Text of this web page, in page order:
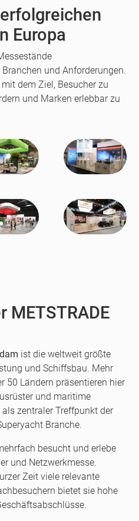
Europa
und Anforderungen.
dem Ziel, Besucher zu
und Marken erlebbar zu
METSTRADE
ist die weltweit größte
und Schiffsbau. Mehr
50 Ländern präsentieren hier
und maritime
zentraler Treffpunkt der
Branche.
besucht und erlebe
und Netzwerkmesse.
Zeit viele relevante
bietet sie hohe